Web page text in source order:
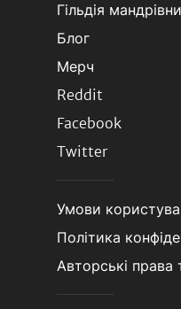
Гільдія
Блог
Мерч
Reddit
Facebook
Twitter
Умови
Політика
Авторські права